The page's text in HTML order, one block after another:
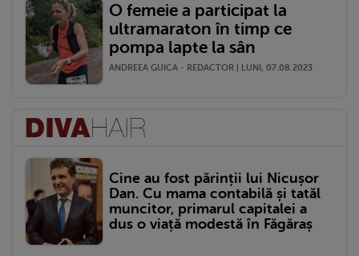
O femeie a participat la
ultramaraton în timp ce
pompa lapte la sân
ANDREEA GUICA - REDACTOR | LUNI, 07.08.2023
Cine au fost părinții lui Nicușor
Dan. Cu mama contabilă și tatăl
muncitor, primarul capitalei a
dus o viață modestă în Făgăraș